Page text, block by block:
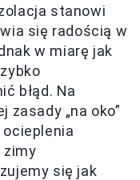
stanowi
się radością w
w miarę jak
błąd. Na
zasady „na oko”
zimy
się jak